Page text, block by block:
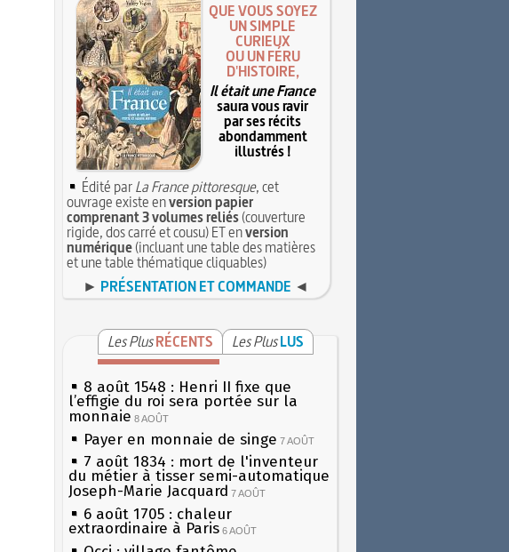
QUE VOUS SOYEZ
UN SIMPLE
CURIEUX
OU UN FÉRU
D'HISTOIRE,
Il était une France
saura vous ravir
par ses récits
abondamment
illustrés !
Édité parLa France pittoresque, cet
ouvrage existe enversion papier
comprenant 3 volumes reliés(couverture
rigide, dos carré et cousu) ET enversion
numérique(incluant une table des matières
et une table thématique cliquables)
► PRÉSENTATION ET COMMANDE ◄
Les Plus RÉCENTS Les Plus LUS
8 août 1548 : Henri II fixe que
l’effigie du roi sera portée sur la
monnaie 8 AOÛT
Payer en monnaie de singe 7 AOÛT
7 août 1834 : mort de l'inventeur
du métier à tisser semi-automatique
Joseph-Marie Jacquard 7 AOÛT
6 août 1705 : chaleur
extraordinaire à Paris 6 AOÛT